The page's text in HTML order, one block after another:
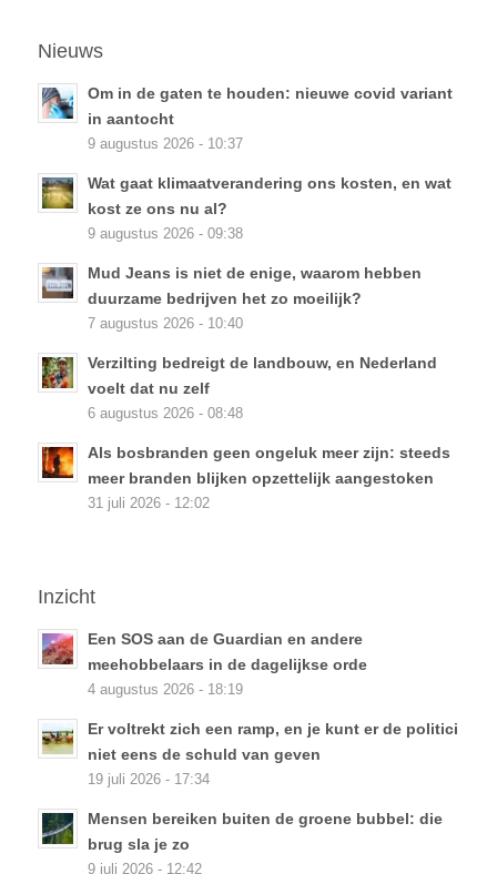
Nieuws
Om in de gaten te houden: nieuwe covid variant
in aantocht
9 augustus 2026 - 10:37
Wat gaat klimaatverandering ons kosten, en wat
kost ze ons nu al?
9 augustus 2026 - 09:38
Mud Jeans is niet de enige, waarom hebben
duurzame bedrijven het zo moeilijk?
7 augustus 2026 - 10:40
Verzilting bedreigt de landbouw, en Nederland
voelt dat nu zelf
6 augustus 2026 - 08:48
Als bosbranden geen ongeluk meer zijn: steeds
meer branden blijken opzettelijk aangestoken
31 juli 2026 - 12:02
Inzicht
Een SOS aan de Guardian en andere
meehobbelaars in de dagelijkse orde
4 augustus 2026 - 18:19
Er voltrekt zich een ramp, en je kunt er de politici
niet eens de schuld van geven
19 juli 2026 - 17:34
Mensen bereiken buiten de groene bubbel: die
brug sla je zo
9 juli 2026 - 12:42